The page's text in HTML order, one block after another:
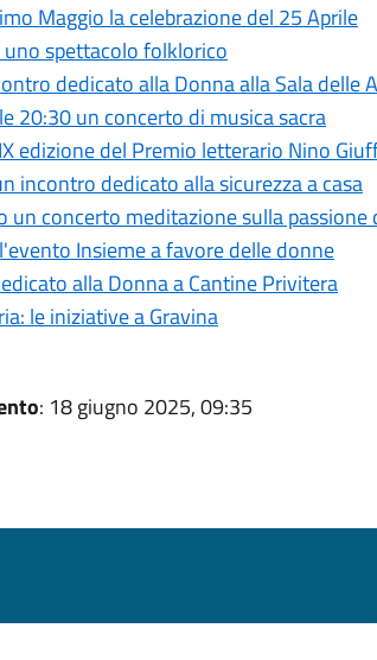
Maggio la celebrazione del 25 Aprile
spettacolo folklorico
dedicato alla Donna alla Sala delle
20:30 un concerto di musica sacra
edizione del Premio letterario Nino
incontro dedicato alla sicurezza a casa
un concerto meditazione sulla passione
Insieme a favore delle donne
alla Donna a Cantine Privitera
le iniziative a Gravina
: 18 giugno 2025, 09:35